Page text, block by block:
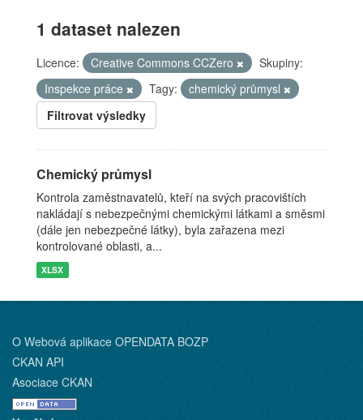
1 dataset nalezen
Licence: Creative Commons CCZero
Skupiny:
Inspekce práce
Tagy:
chemický průmysl
Filtrovat výsledky
Chemický průmysl
Kontrola zaměstnavatelů, kteří na svých pracovištích
nakládají s nebezpečnými chemickými látkami a směsmi
(dále jen nebezpečné látky), byla zařazena mezi
kontrolované oblasti, a...
XLSX
O Webová aplikace OPENDATA BOZP
CKAN API
Asociace CKAN